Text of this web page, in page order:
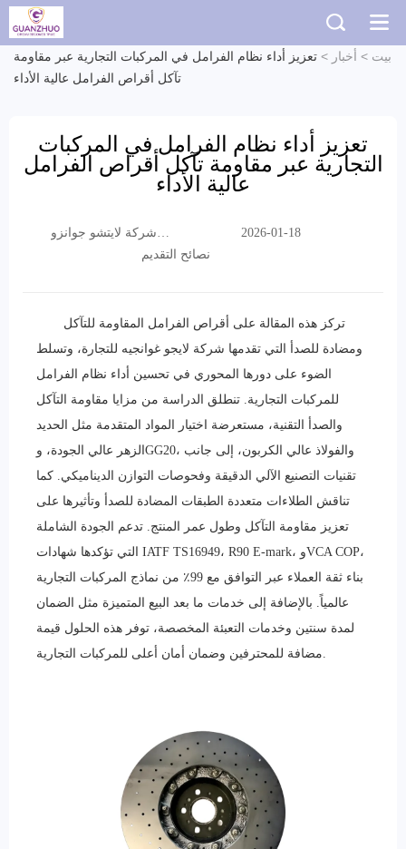
بيت > أخبار > تعزيز أداء نظام الفرامل في المركبات التجارية عبر مقاومة
تآكل أقراص الفرامل عالية الأداء
تعزيز أداء نظام الفرامل في المركبات
التجارية عبر مقاومة تآكل أقراص الفرامل
عالية الأداء
شركة لايتشو جوانزو
2026-01-18
نصائح التقديم
تركز هذه المقالة على أقراص الفرامل المقاومة للتآكل
ومضادة للصدأ التي تقدمها شركة لايجو غوانجيه للتجارة، وتسلط
الضوء على دورها المحوري في تحسين أداء نظام الفرامل
للمركبات التجارية. تنطلق الدراسة من مزايا مقاومة التآكل
والصدأ التقنية، مستعرضة اختيار المواد المتقدمة مثل الحديد
الزهر عالي الجودة، وGG20، والفولاذ عالي الكربون، إلى جانب
تقنيات التصنيع الآلي الدقيقة وفحوصات التوازن الديناميكي. كما
تناقش الطلاءات متعددة الطبقات المضادة للصدأ وتأثيرها على
تعزيز مقاومة التآكل وطول عمر المنتج. تدعم الجودة الشاملة
التي تؤكدها شهادات IATF TS16949، R90 E-mark، وVCA COP،
بناء ثقة العملاء عبر التوافق مع 99٪ من نماذج المركبات التجارية
عالمياً. بالإضافة إلى خدمات ما بعد البيع المتميزة مثل الضمان
لمدة سنتين وخدمات التعبئة المخصصة، توفر هذه الحلول قيمة
مضافة للمحترفين وضمان أمان أعلى للمركبات التجارية.